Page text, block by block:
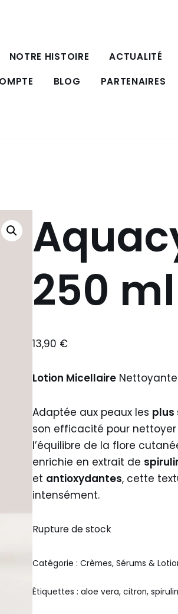
NOTRE HISTOIRE
ACTUALITÉ
BLOG PARTENAIRES
250 ml
13,90 €
Lotion Micellaire
Adaptée aux peaux les plus
son efficacité pour
l’équilibre de la flore
enrichie en extrait de
et antioxydantes, cette
intensément.
Rupture de stock
Catégorie :Crèmes, Sérums &
Étiquettes :aloe vera,citron,